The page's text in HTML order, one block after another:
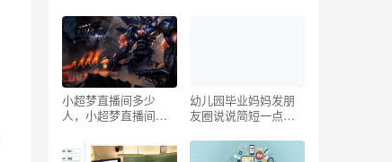
小超梦直播间多少
人，小超梦直播间的
幼儿园毕业妈妈发朋
友圈说说简短一点，
友圈说说简短精辟？